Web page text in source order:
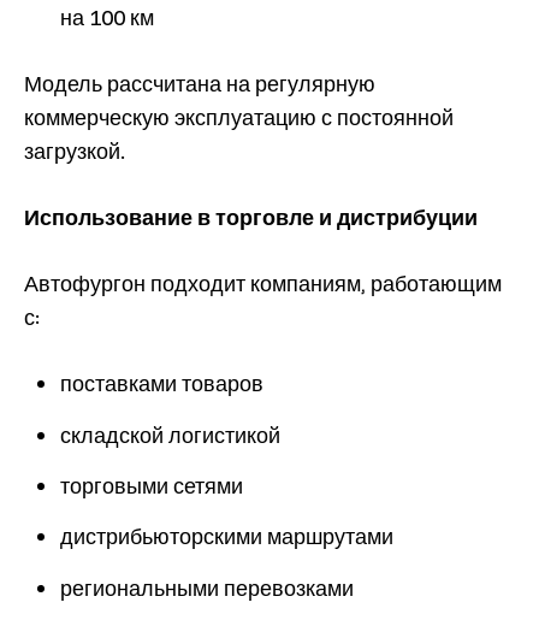
на 100 км
Модель рассчитана на регулярную
коммерческую эксплуатацию с постоянной
загрузкой.
Использование в торговле и дистрибуции
Автофургон подходит компаниям, работающим
с:
поставками товаров
складской логистикой
торговыми сетями
дистрибьюторскими маршрутами
региональными перевозками